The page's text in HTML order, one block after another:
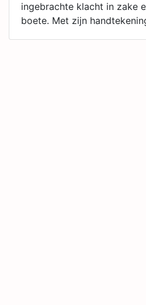
ingebrachte klacht in zake
boete. Met zijn